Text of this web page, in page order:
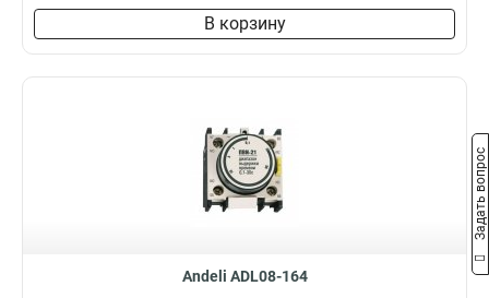
В корзину
Andeli ADL08-164
Задать вопрос